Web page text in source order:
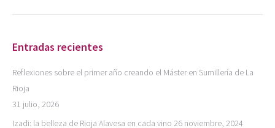
Entradas recientes
Reflexiones sobre el primer año creando el Máster en Sumillería de La
Rioja
31 julio, 2026
Izadi: la belleza de Rioja Alavesa en cada vino 26 noviembre, 2024